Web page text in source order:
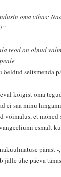
oma vihas:
teod on olnud
-
öeldud seitsmenda
kõigist oma
ei saa minu
võimalus, et mõned
esmalt
pärast -,
jälle ühe päeva